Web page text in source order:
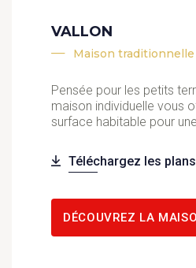
VALLON
Maison traditionnelle
Pensée pour les petits
maison individuelle vous
surface habitable pour
Téléchargez les plans
DÉCOUVREZ LA